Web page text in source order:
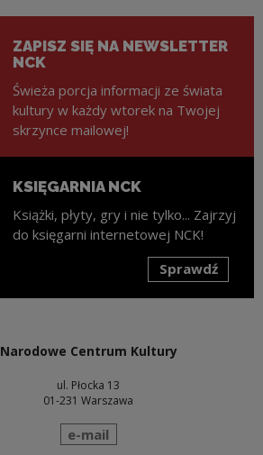
ZAPISZ SIĘ NA NEWSLETTER
NCK
Świeża porcja informacji ze świata
kultury w każdy wtorek na Twojej
skrzynce mailowej!
KSIĘGARNIA NCK
Książki, płyty, gry i nie tylko... Zajrzyj
do księgarni internetowej NCK!
Sprawdź
Narodowe Centrum Kultury
ul. Płocka 13
01-231 Warszawa
wyślij wiadomość
e-mail